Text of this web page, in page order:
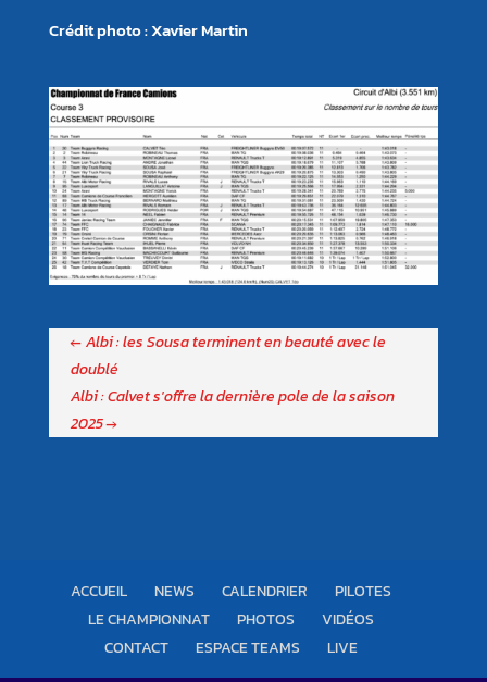
Crédit photo : Xavier Martin
←Albi : les Sousa terminent en beauté avec le
doublé
Albi : Calvet s'offre la dernière pole de la saison
2025→
ACCUEIL NEWS CALENDRIER
PILOTES
LE CHAMPIONNAT
PHOTOS
VIDÉOS
CONTACT
ESPACE TEAMS LIVE